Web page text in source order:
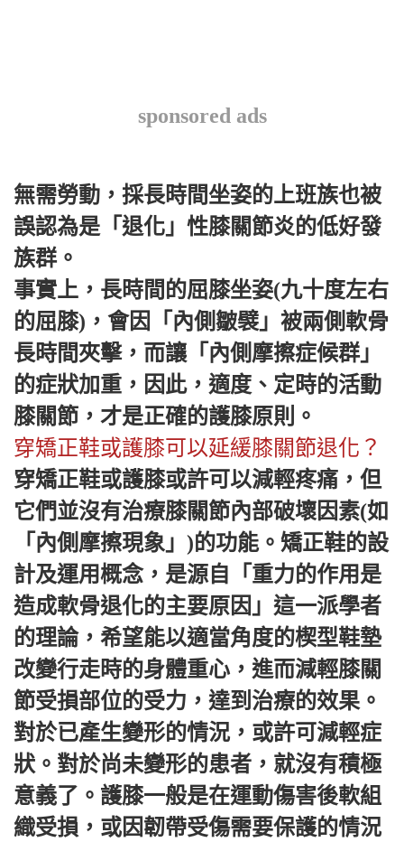
sponsored ads
無需勞動，採長時間坐姿的上班族也被
誤認為是「退化」性膝關節炎的低好發
族群。
事實上，長時間的屈膝坐姿(九十度左右
的屈膝)，會因「內側皺襞」被兩側軟骨
長時間夾擊，而讓「內側摩擦症候群」
的症狀加重，因此，適度、定時的活動
膝關節，才是正確的護膝原則。
穿矯正鞋或護膝可以延緩膝關節退化？
穿矯正鞋或護膝或許可以減輕疼痛，但
它們並沒有治療膝關節內部破壞因素(如
「內側摩擦現象」)的功能。矯正鞋的設
計及運用概念，是源自「重力的作用是
造成軟骨退化的主要原因」這一派學者
的理論，希望能以適當角度的楔型鞋墊
改變行走時的身體重心，進而減輕膝關
節受損部位的受力，達到治療的效果。
對於已產生變形的情況，或許可減輕症
狀。對於尚未變形的患者，就沒有積極
意義了。護膝一般是在運動傷害後軟組
織受損，或因韌帶受傷需要保護的情況